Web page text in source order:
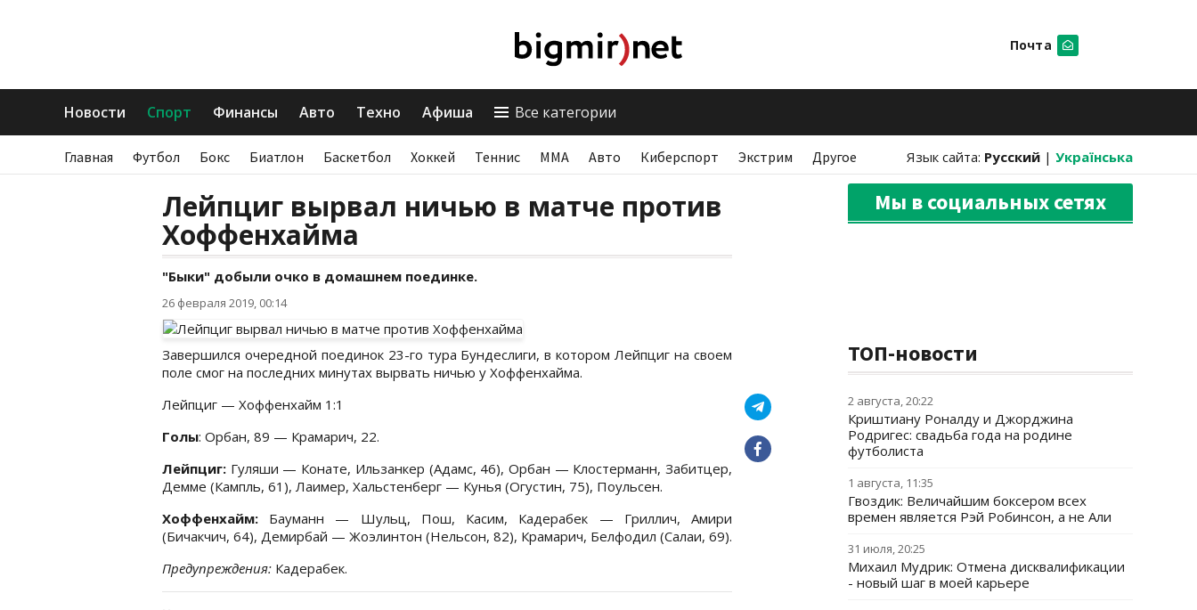
Почта
Новости Спорт Финансы Авто Техно Афиша Все категории
Главная Футбол Бокс Биатлон Баскетбол Хоккей Теннис ММА Авто Киберспорт Экстрим Другое Язык сайта: Русский | Українська
Лейпциг вырвал ничью в матче против
Хоффенхайма
"Быки" добыли очко в домашнем поединке.
26 февраля 2019, 00:14
Завершился очередной поединок 23-го тура Бундеслиги, в котором Лейпциг на своем
поле смог на последних минутах вырвать ничью у Хоффенхайма.
Лейпциг — Хоффенхайм 1:1
Голы: Орбан, 89 — Крамарич, 22.
Лейпциг: Гуляши — Конате, Ильзанкер (Адамс, 46), Орбан — Клостерманн, Забитцер,
Демме (Кампль, 61), Лаимер, Хальстенберг — Кунья (Огустин, 75), Поульсен.
Хоффенхайм: Бауманн — Шульц, Пош, Касим, Кадерабек — Гриллич, Амири
(Бичакчич, 64), Демирбай — Жоэлинтон (Нельсон, 82), Крамарич, Белфодил (Салаи, 69).
Предупреждения: Кадерабек.
Мы в социальных сетях
ТОП-новости
2 августа, 20:22
Криштиану Роналду и Джорджина
Родригес: свадьба года на родине
футболиста
1 августа, 11:35
Гвоздик: Величайшим боксером всех
времен является Рэй Робинсон, а не Али
31 июля, 20:25
Михаил Мудрик: Отмена дисквалификации
- новый шаг в моей карьере